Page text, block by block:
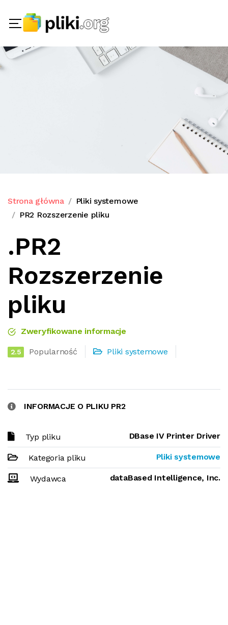
Strona główna
Pliki systemowe
PR2 Rozszerzenie pliku
.PR2
Rozszerzenie
pliku
Zweryfikowane informacje
2.5 Popularność Pliki systemowe
INFORMACJE O PLIKU PR2
Typ pliku DBase IV Printer Driver
Kategoria pliku Pliki systemowe
Wydawca dataBased Intelligence, Inc.